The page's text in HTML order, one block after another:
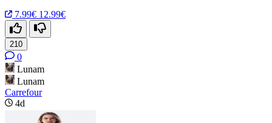
7.99€ 12.99€
210
0
Lunam
Lunam
Carrefour
4d